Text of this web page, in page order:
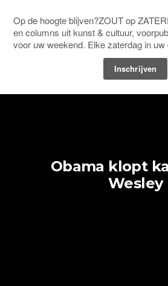
HOME BEELDENDE KUNST
Obama klopt
Wesley